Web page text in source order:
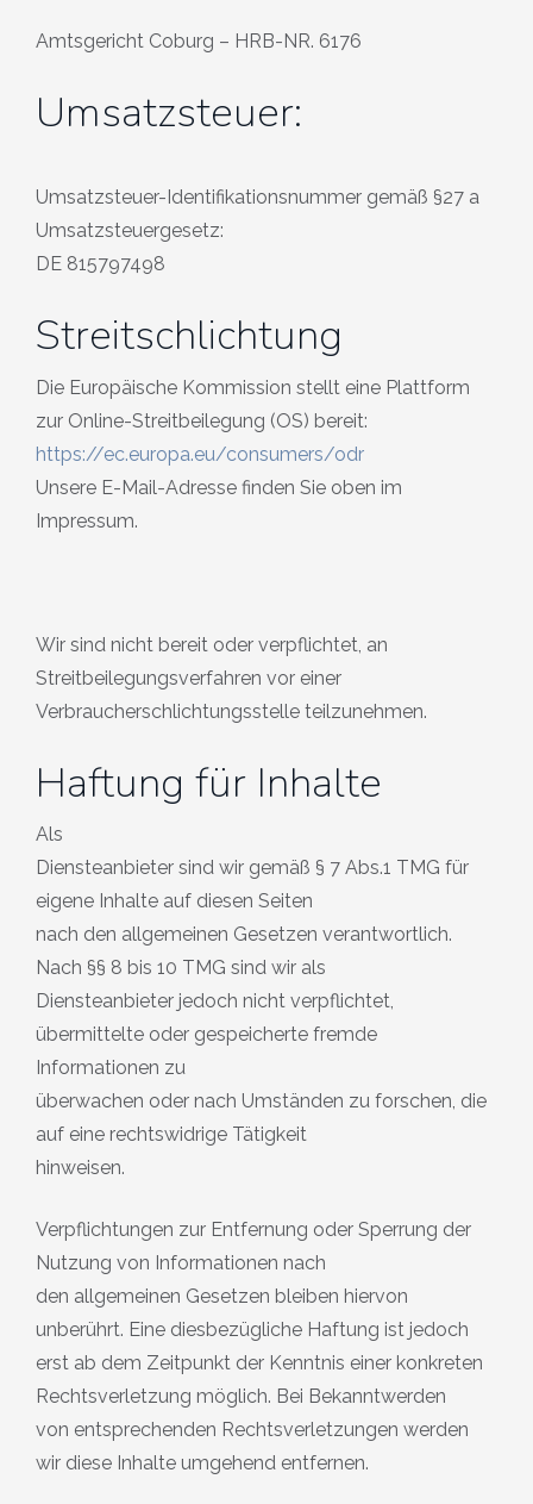
Amtsgericht Coburg – HRB-NR. 6176
Umsatzsteuer:
Umsatzsteuer-Identifikationsnummer gemäß §27 a
Umsatzsteuergesetz:
DE 815797498
Streitschlichtung
Die Europäische Kommission stellt eine Plattform
zur Online-Streitbeilegung (OS) bereit:
https://ec.europa.eu/consumers/odr
Unsere E-Mail-Adresse finden Sie oben im
Impressum.
Wir sind nicht bereit oder verpflichtet, an
Streitbeilegungsverfahren vor einer
Verbraucherschlichtungsstelle teilzunehmen.
Haftung für Inhalte
Als
Diensteanbieter sind wir gemäß § 7 Abs.1 TMG für
eigene Inhalte auf diesen Seiten
nach den allgemeinen Gesetzen verantwortlich.
Nach §§ 8 bis 10 TMG sind wir als
Diensteanbieter jedoch nicht verpflichtet,
übermittelte oder gespeicherte fremde
Informationen zu
überwachen oder nach Umständen zu forschen, die
auf eine rechtswidrige Tätigkeit
hinweisen.
Verpflichtungen zur Entfernung oder Sperrung der
Nutzung von Informationen nach
den allgemeinen Gesetzen bleiben hiervon
unberührt. Eine diesbezügliche Haftung ist jedoch
erst ab dem Zeitpunkt der Kenntnis einer konkreten
Rechtsverletzung möglich. Bei Bekanntwerden
von entsprechenden Rechtsverletzungen werden
wir diese Inhalte umgehend entfernen.